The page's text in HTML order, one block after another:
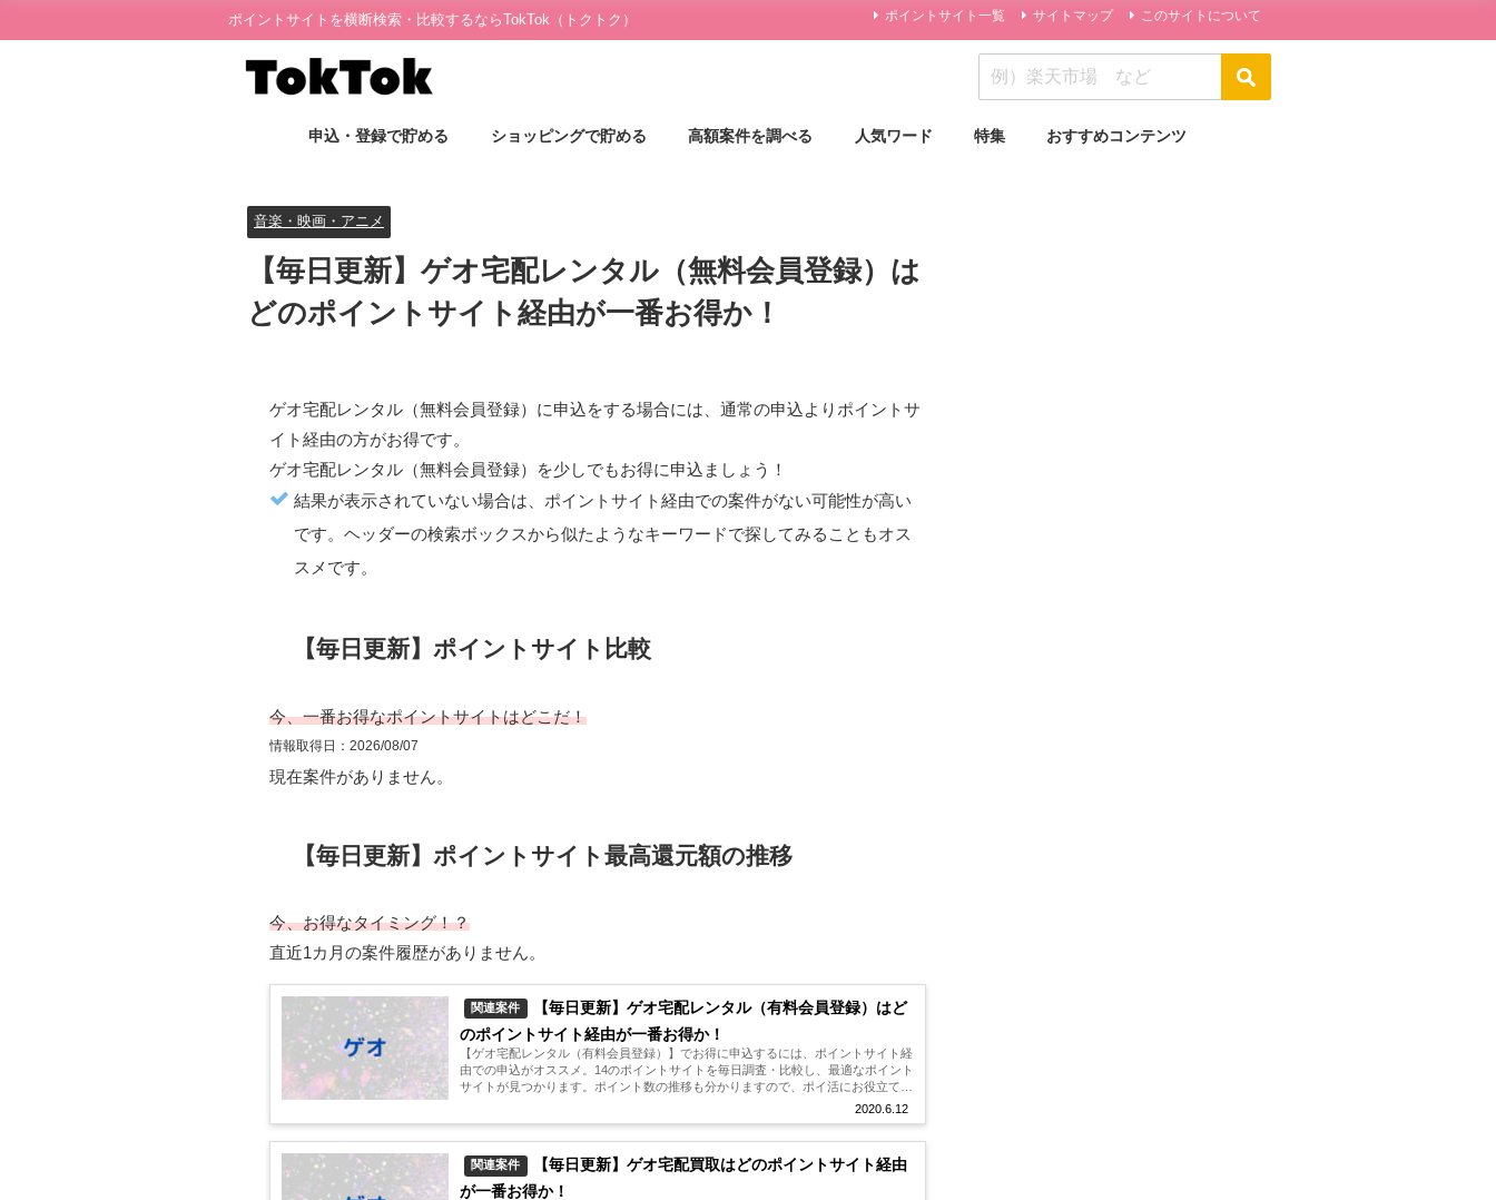
ポイントサイトを横断検索・比較するならTokTok（トクトク） ポイントサイト一覧 サイトマップ このサイトについて
申込・登録で貯める ショッピングで貯める 高額案件を調べる 人気ワード 特集 おすすめコンテンツ
音楽・映画・アニメ
【毎日更新】ゲオ宅配レンタル（無料会員登録）は
どのポイントサイト経由が一番お得か！
ゲオ宅配レンタル（無料会員登録） に申込をする場合には、通常の申込より ポイントサ
イト経由の方がお得です。
ゲオ宅配レンタル（無料会員登録）
を少しでもお得に申込ましょう！
結果が表示されていない場合は、ポイントサイト経由での案件がない可能性が高い
です。ヘッダーの検索ボックスから似たようなキーワードで探してみることもオス
スメです。
【毎日更新】ポイントサイト比較
今、一番お得なポイントサイトはどこだ！
情報取得日：2026/08/07
現在案件がありません。
【毎日更新】ポイントサイト最高還元額の推移
今、お得なタイミング！？
直近1カ月の案件履歴がありません。
関連案件
【毎日更新】ゲオ宅配レンタル（有料会員登録）はど
のポイントサイト経由が一番お得か！
2020.6.12
【ゲオ宅配レンタル（有料会員登録）】でお得に申込するには、ポイントサイト経
由での申込がオススメ。14のポイントサイトを毎日調査・比較し、最適なポイント
サイトが見つかります。ポイント数の推移も分かりますので、ポイ活にお役立て下
関連案件
【毎日更新】ゲオ宅配買取はどのポイントサイト経由
が一番お得か！